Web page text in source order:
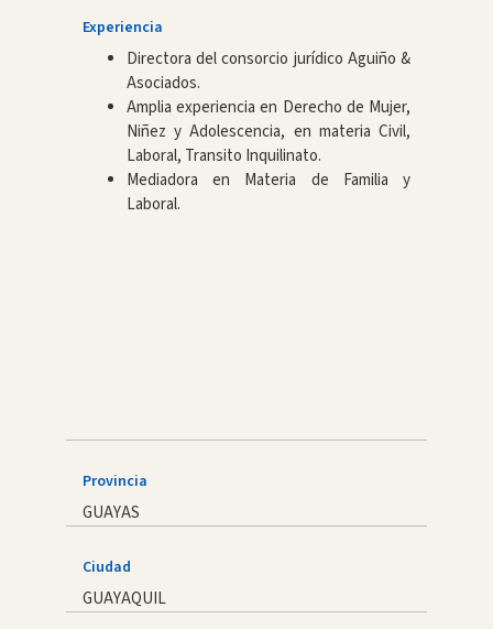
Experiencia
Directora del consorcio jurídico Aguiño &
Asociados.
Amplia experiencia en Derecho de Mujer,
Niñez y Adolescencia, en materia Civil,
Laboral, Transito Inquilinato.
Mediadora en Materia de Familia y
Laboral.
Provincia
GUAYAS
Ciudad
GUAYAQUIL